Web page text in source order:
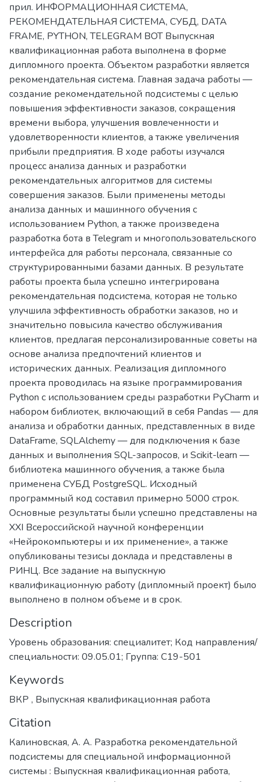
прил. ИНФОРМАЦИОННАЯ СИСТЕМА,
РЕКОМЕНДАТЕЛЬНАЯ СИСТЕМА, СУБД, DATA
FRAME, PYTHON, TELEGRAM BOT Выпускная
квалификационная работа выполнена в форме
дипломного проекта. Объектом разработки является
рекомендательная система. Главная задача работы —
создание рекомендательной подсистемы с целью
повышения эффективности заказов, сокращения
времени выбора, улучшения вовлеченности и
удовлетворенности клиентов, а также увеличения
прибыли предприятия. В ходе работы изучался
процесс анализа данных и разработки
рекомендательных алгоритмов для системы
совершения заказов. Были применены методы
анализа данных и машинного обучения с
использованием Python, а также произведена
разработка бота в Telegram и многопользовательского
интерфейса для работы персонала, связанные со
структурированными базами данных. В результате
работы проекта была успешно интегрирована
рекомендательная подсистема, которая не только
улучшила эффективность обработки заказов, но и
значительно повысила качество обслуживания
клиентов, предлагая персонализированные советы на
основе анализа предпочтений клиентов и
исторических данных. Реализация дипломного
проекта проводилась на языке программирования
Python с использованием среды разработки PyCharm и
набором библиотек, включающий в себя Pandas — для
анализа и обработки данных, представленных в виде
DataFrame, SQLAlchemy — для подключения к базе
данных и выполнения SQL-запросов, и Scikit-learn —
библиотека машинного обучения, а также была
применена СУБД PostgreSQL. Исходный
программный код составил примерно 5000 строк.
Основные результаты были успешно представлены на
XXI Всероссийской научной конференции
«Нейрокомпьютеры и их применение», а также
опубликованы тезисы доклада и представлены в
РИНЦ. Все задание на выпускную
квалификационную работу (дипломный проект) было
выполнено в полном объеме и в срок.
Description
Уровень образования: специалитет; Код направления/
специальности: 09.05.01; Группа: С19-501
Keywords
ВКР , Выпускная квалификационная работа
Citation
Калиновская, А. А. Разработка рекомендательной
подсистемы для специальной информационной
системы : Выпускная квалификационная работа,